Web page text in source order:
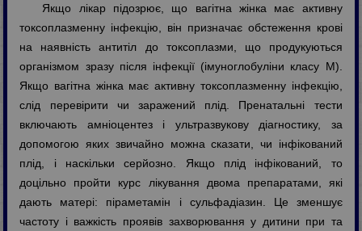
Якщо лікар підозрює, що вагітна жінка має активну
токсоплазменну інфекцію, він призначає обстеження крові
на наявність антитіл до токсоплазми, що продукуються
організмом зразу після інфекції (імуноглобуліни класу М).
Якщо вагітна жінка має активну токсоплазменну інфекцію,
слід перевірити чи заражений плід. Пренатальні тести
включають амніоцентез і ультразвукову діагностику, за
допомогою яких звичайно можна сказати, чи інфікований
плід, і наскільки серйозно. Якщо плід інфікований, то
доцільно пройти курс лікування двома препаратами, які
дають матері: піраметамін і сульфадіазин. Це зменшує
частоту і важкість проявів захворювання у дитини при та